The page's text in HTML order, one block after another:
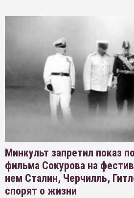
Минкульт запретил показ
фильма Сокурова на
нем Сталин, Черчилль,
спорят о жизни